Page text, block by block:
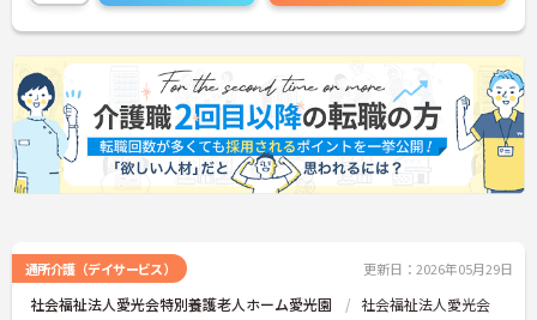
通所介護（デイサービス） 更新日：2026年05月29日
社会福祉法人愛光会特別養護老人ホーム愛光園 社会福祉法人愛光会